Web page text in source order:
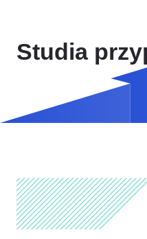
Studia